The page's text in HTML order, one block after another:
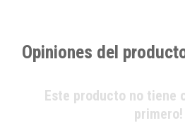
Opiniones del
Este producto no tiene
primero!